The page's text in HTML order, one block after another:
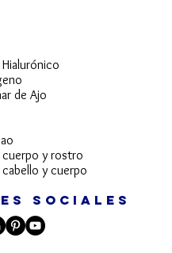
de Ajo
cuerpo y rostro
y cuerpo​
SOCIALES